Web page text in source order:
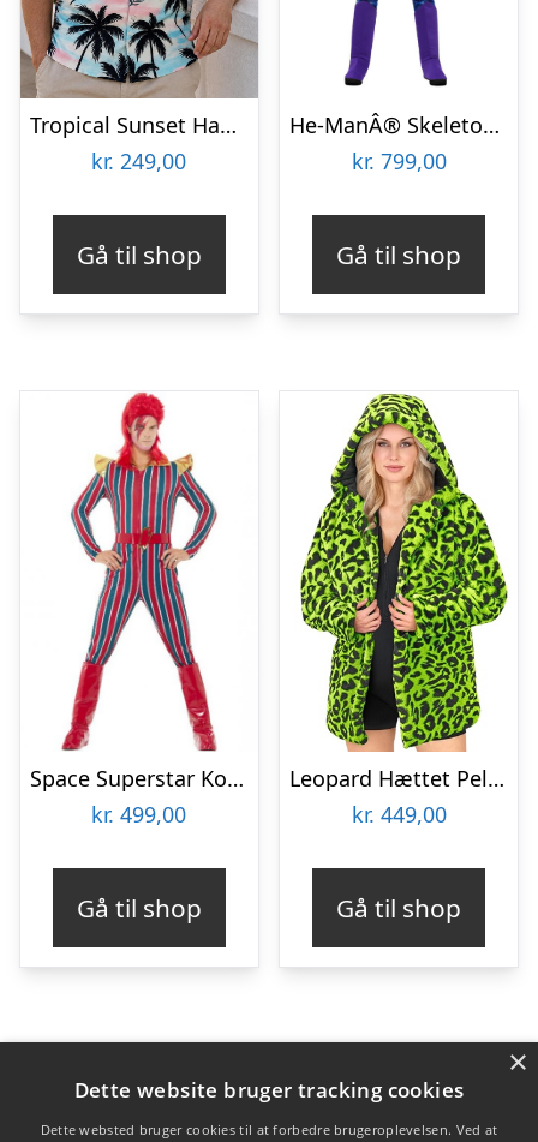
Tropical Sunset Hawaiiskjorte
kr. 249,00
Gå til shop
He-ManÂ® Skeletor Kostume
kr. 799,00
Gå til shop
Space Superstar Kostume
kr. 499,00
Gå til shop
Leopard Hættet Pelsjakke Neongrøn
kr. 449,00
Gå til shop
Varekategorier
Produkter
×
Dette website bruger tracking cookies
Dette websted bruger cookies til at forbedre brugeroplevelsen. Ved at